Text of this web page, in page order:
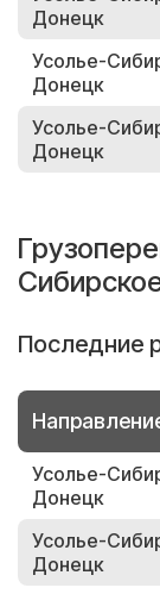
Донецк
Усолье-
Донецк
Усолье-
Донецк
Последние
Усолье-
Донецк
Усолье-
Донецк